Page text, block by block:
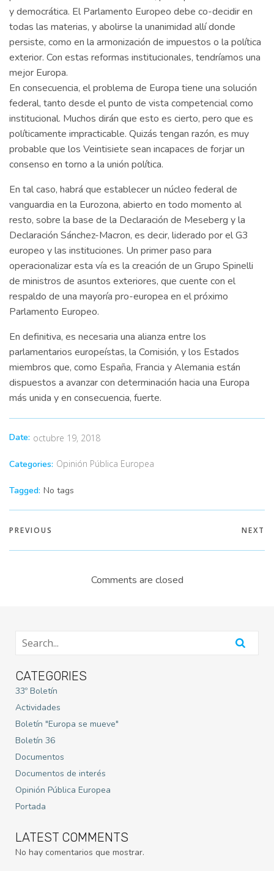
y democrática. El Parlamento Europeo debe co-decidir en
todas las materias, y abolirse la unanimidad allí donde
persiste, como en la armonización de impuestos o la política
exterior. Con estas reformas institucionales, tendríamos una
mejor Europa.
En consecuencia, el problema de Europa tiene una solución
federal, tanto desde el punto de vista competencial como
institucional. Muchos dirán que esto es cierto, pero que es
políticamente impracticable. Quizás tengan razón, es muy
probable que los Veintisiete sean incapaces de forjar un
consenso en torno a la unión política.
En tal caso, habrá que establecer un núcleo federal de
vanguardia en la Eurozona, abierto en todo momento al
resto, sobre la base de la Declaración de Meseberg y la
Declaración Sánchez-Macron, es decir, liderado por el G3
europeo y las instituciones. Un primer paso para
operacionalizar esta vía es la creación de un Grupo Spinelli
de ministros de asuntos exteriores, que cuente con el
respaldo de una mayoría pro-europea en el próximo
Parlamento Europeo.
En definitiva, es necesaria una alianza entre los
parlamentarios europeístas, la Comisión, y los Estados
miembros que, como España, Francia y Alemania están
dispuestos a avanzar con determinación hacia una Europa
más unida y en consecuencia, fuerte.
Date: octubre 19, 2018
Categories: Opinión Pública Europea
Tagged: No tags
PREVIOUS NEXT
Comments are closed
CATEGORIES
33º Boletín
Actividades
Boletín "Europa se mueve"
Boletín 36
Documentos
Documentos de interés
Opinión Pública Europea
Portada
LATEST COMMENTS
No hay comentarios que mostrar.